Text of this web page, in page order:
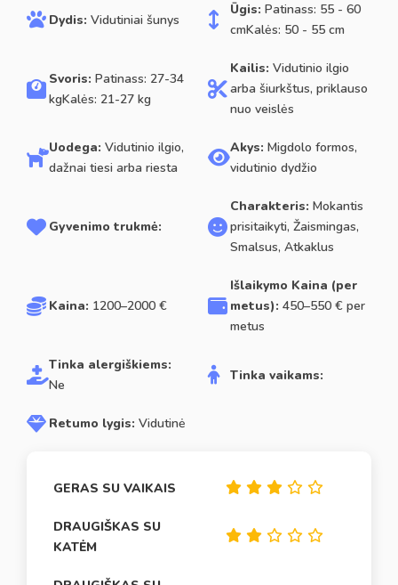
Dydis: Vidutiniai šunys
Ūgis: Patinass: 55 - 60
cmKalės: 50 - 55 cm
Svoris: Patinass: 27-34
kgKalės: 21-27 kg
Kailis: Vidutinio ilgio
arba šiurkštus, priklauso
nuo veislės
Uodega: Vidutinio ilgio,
dažnai tiesi arba riesta
Akys: Migdolo formos,
vidutinio dydžio
Gyvenimo trukmė:
Charakteris: Mokantis
prisitaikyti, Žaismingas,
Smalsus, Atkaklus
Kaina: 1200–2000 €
Išlaikymo Kaina (per
metus): 450–550 € per
metus
Tinka alergiškiems:
Ne
Tinka vaikams:
Retumo lygis: Vidutinė
GERAS SU VAIKAIS
DRAUGIŠKAS SU
KATĖM